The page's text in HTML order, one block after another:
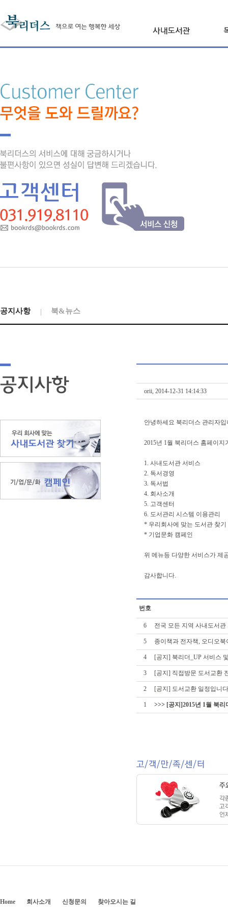
공지사항 북&뉴스
orii, 2014-12-31 14:14:33
안녕하세요 북리더스 관리자입
2015년 1월 북리더스 홈페이
1. 사내도서관 서비스
2. 독서경영
3. 독서법
4. 회사소개
5. 고객센터
6. 도서관리 시스템 이용관리
* 우리회사에 맞는 도서관 찾기
* 기업문화 캠페인
위 메뉴등 다양한 서비스가 제
감사합니다.
번호
6 전국 모든 지역 사내도서
5 종이책과 전자책, 오디오
4 [공지] 북리더_UP 서비스
3 [공지] 직접방문 도서교환
2 [공지] 도서교환 일정입니
1 >>> [공지]2015년 1월 북
Home 회사소개 신청문의 찾아오시는 길